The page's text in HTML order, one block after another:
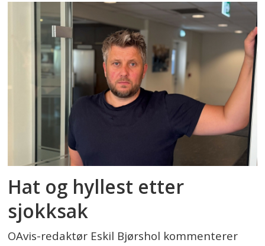
Hat og hyllest etter
sjokksak
OAvis-redaktør Eskil Bjørshol kommenterer